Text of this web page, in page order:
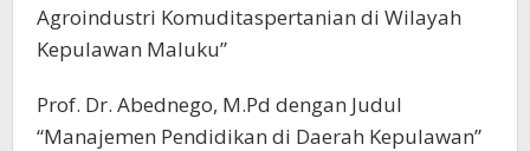
Agroindustri Komuditaspertanian di Wilayah
Kepulawan Maluku”
Prof. Dr. Abednego, M.Pd dengan Judul
“Manajemen Pendidikan di Daerah Kepulawan”